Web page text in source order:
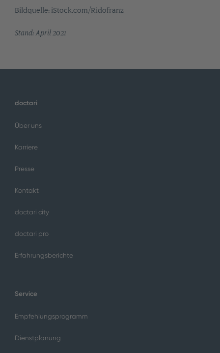
Bildquelle: iStock.com/Ridofranz
Stand: April 2021
doctari
Über uns
Karriere
Presse
Kontakt
doctari city
doctari pro
Erfahrungsberichte
Service
Empfehlungsprogramm
Dienstplanung